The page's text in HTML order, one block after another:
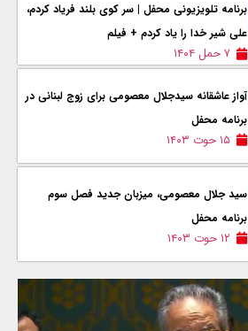
برنامه تلویزیونی محفل | سر کوی بلند فریاد کردم،
علی شیر خدا را یاد کردم + فیلم
۷ حمل ۱۴۰۴
آواز عاشقانه سیدجلال معصومی برای زوج لبنانی در
برنامه محفل
۱۵ حوت ۱۴۰۳
سید جلال معصومی، میزبان جدید فصل سوم
برنامه محفل
۱۲ حوت ۱۴۰۳